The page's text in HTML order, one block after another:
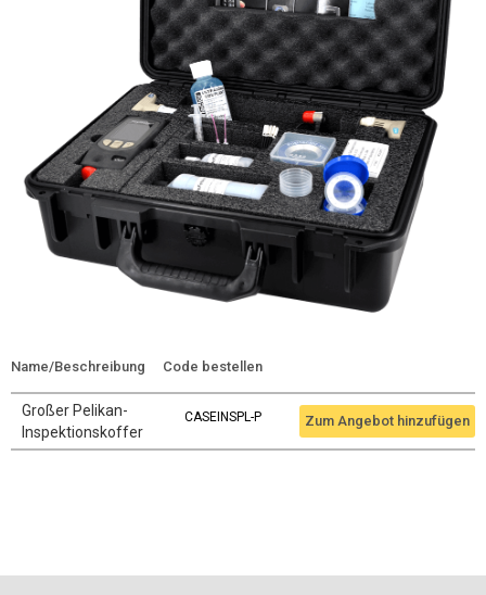
Name/Beschreibung Code bestellen
Großer Pelikan-
Inspektionskoffer
CASEINSPL-P Zum Angebot hinzufügen